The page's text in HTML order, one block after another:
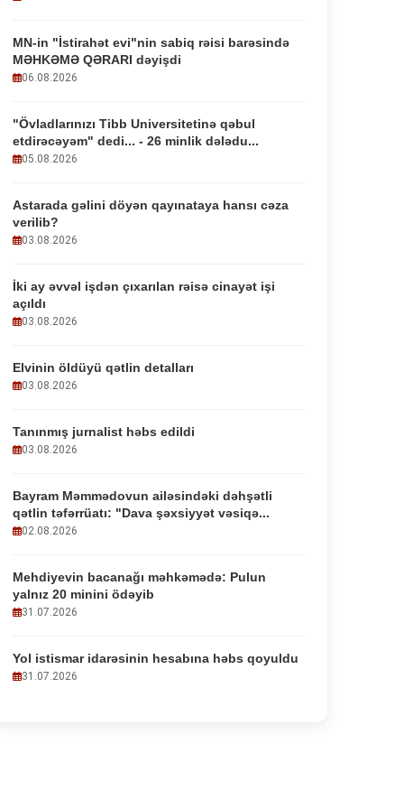
MN-in "İstirahət evi"nin sabiq rəisi barəsində
MƏHKƏMƏ QƏRARI dəyişdi
06.08.2026
"Övladlarınızı Tibb Universitetinə qəbul
etdirəcəyəm" dedi... - 26 minlik dələdu...
05.08.2026
Astarada gəlini döyən qayınataya hansı cəza
verilib?
03.08.2026
İki ay əvvəl işdən çıxarılan rəisə cinayət işi
açıldı
03.08.2026
Elvinin öldüyü qətlin detalları
03.08.2026
Tanınmış jurnalist həbs edildi
03.08.2026
Bayram Məmmədovun ailəsindəki dəhşətli
qətlin təfərrüatı: "Dava şəxsiyyət vəsiqə...
02.08.2026
Mehdiyevin bacanağı məhkəmədə: Pulun
yalnız 20 minini ödəyib
31.07.2026
Yol istismar idarəsinin hesabına həbs qoyuldu
31.07.2026